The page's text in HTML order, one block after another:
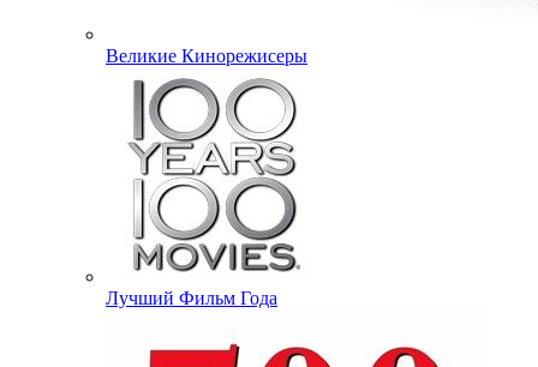
Великие Кинорежисеры
Лучший Фильм Года